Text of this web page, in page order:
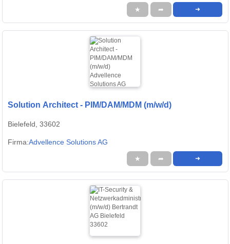
★ ➦ ➜
Solution Architect - PIM/DAM/MDM (m/w/d)
Bielefeld, 33602
Firma:Advellence Solutions AG
★ ➦ ➜